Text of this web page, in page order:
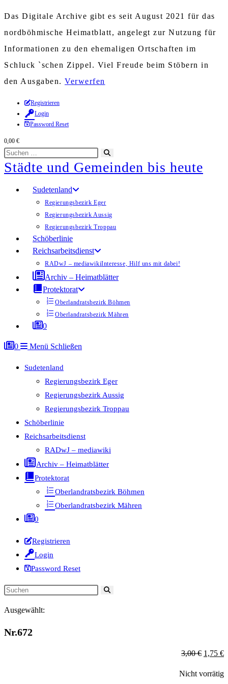
Das Digitale Archive gibt es seit August 2021 für das
nordböhmische Heimatblatt, angelegt zur Nutzung für
Informationen zu den ehemaligen Ortschaften im
Schluck `schen Zippel. Viel Freude beim Stöbern in
den Ausgaben. Verwerfen
Zum
Inhalt
springen
Registrieren
Login
Password Reset
0,00 €
Diese
Website
durchsuchen
starten
Städte und Gemeinden bis heute
Sudetenland
Regierungsbezirk Eger
Regierungsbezirk Aussig
Regierungsbezirk Troppau
Schöberlinie
Reichsarbeitsdienst
RADwJ – mediawikiInteresse, Hilf uns mit dabei!
Archiv – Heimatblätter
Protektorat
Oberlandratsbezirk Böhmen
Oberlandratsbezirk Mähren
0
0 Menü Schließen
Sudetenland
Regierungsbezirk Eger
Regierungsbezirk Aussig
Regierungsbezirk Troppau
Schöberlinie
Reichsarbeitsdienst
RADwJ – mediawiki
Archiv – Heimatblätter
Protektorat
Oberlandratsbezirk Böhmen
Oberlandratsbezirk Mähren
0
Registrieren
Login
Password Reset
Diese
durchsuchen
Ausgewählt:
Nr.672
3,00€
war:
1,75 €
Nicht vorrätig